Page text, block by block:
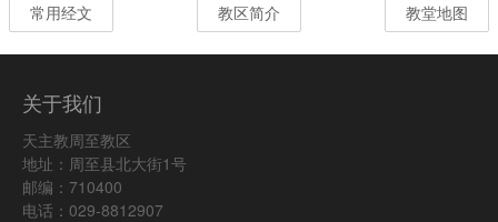
常用经文 教区简介 教堂地图
关于我们
天主教周至教区
地址：周至县北大街1号
邮编：710400
电话：029-8812907